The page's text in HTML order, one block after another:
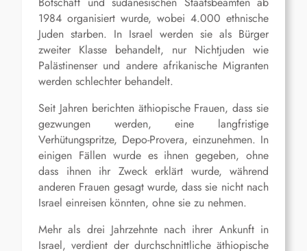
1984 organisiert wurde, wobei 4.000 ethnische
Juden starben. In Israel werden sie als Bürger
zweiter Klasse behandelt, nur Nichtjuden wie
Palästinenser und andere afrikanische Migranten
werden schlechter behandelt.
Seit Jahren berichten äthiopische Frauen, dass sie
gezwungen werden, eine langfristige
Verhütungspritze, Depo-Provera, einzunehmen. In
einigen Fällen wurde es ihnen gegeben, ohne
dass ihnen ihr Zweck erklärt wurde, während
anderen Frauen gesagt wurde, dass sie nicht nach
Israel einreisen könnten, ohne sie zu nehmen.
Mehr als drei Jahrzehnte nach ihrer Ankunft in
Israel, verdient der durchschnittliche äthiopische